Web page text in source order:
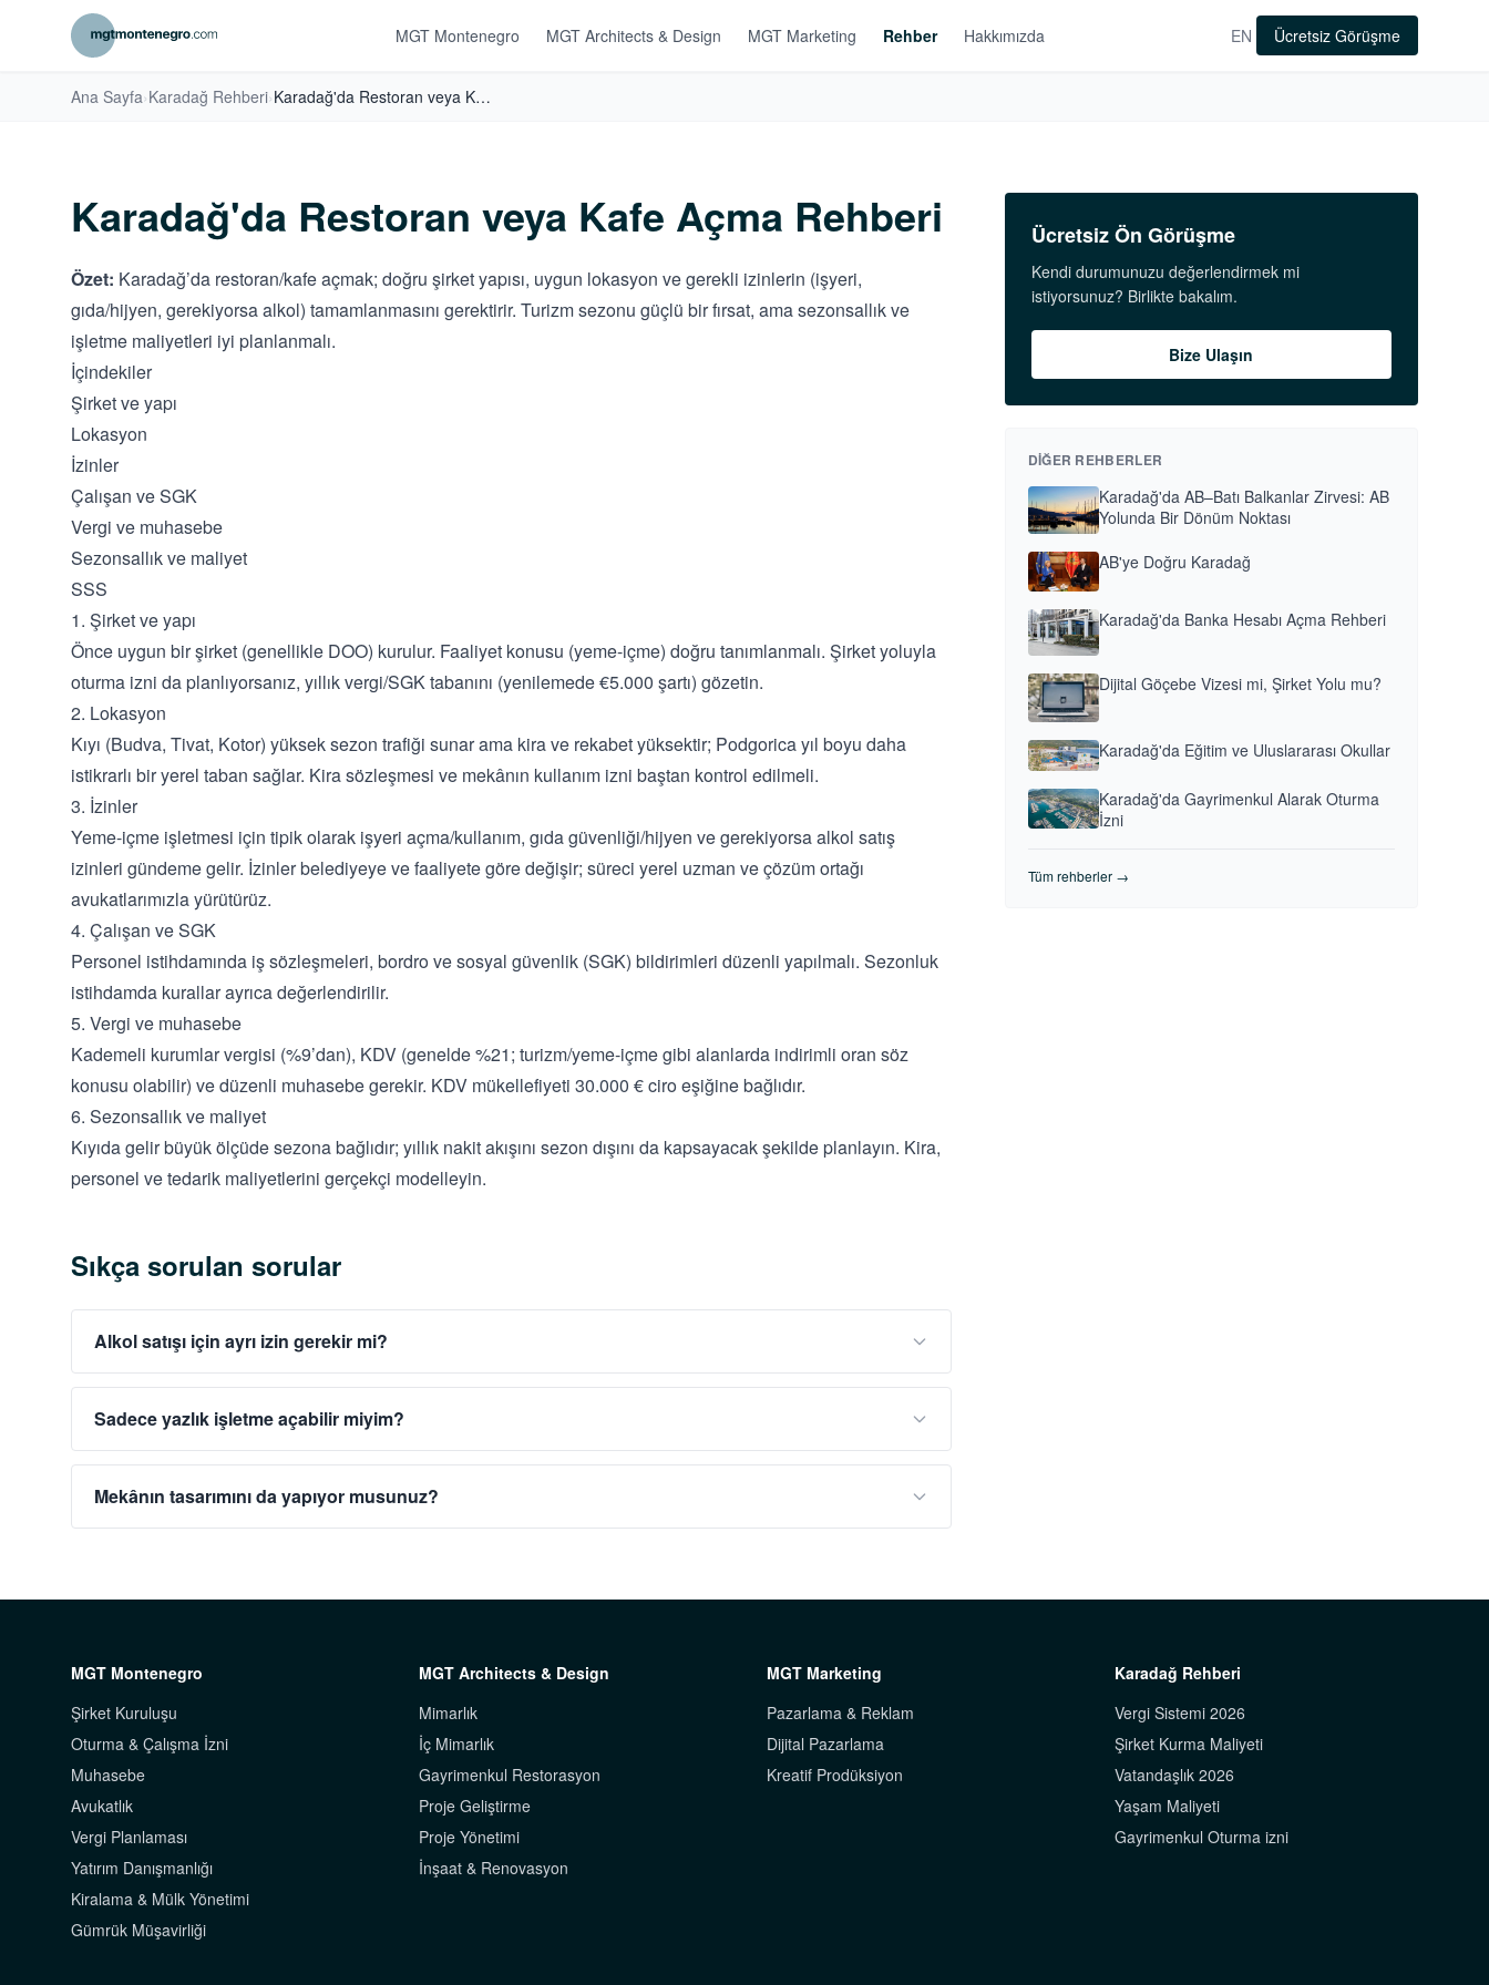
MGT Montenegro MGT Architects & Design MGT Marketing Rehber Hakkımızda EN Ücretsiz Görüşme
Ana Sayfa›Karadağ Rehberi› Karadağ'da Restoran veya Kafe Açma Rehberi
Karadağ'da Restoran veya Kafe Açma Rehberi
Özet: Karadağ’da restoran/kafe açmak; doğru şirket yapısı, uygun lokasyon ve gerekli izinlerin (işyeri,
gıda/hijyen, gerekiyorsa alkol) tamamlanmasını gerektirir. Turizm sezonu güçlü bir fırsat, ama sezonsallık ve
işletme maliyetleri iyi planlanmalı.
İçindekiler
Şirket ve yapı
Lokasyon
İzinler
Çalışan ve SGK
Vergi ve muhasebe
Sezonsallık ve maliyet
SSS
1. Şirket ve yapı
Önce uygun bir şirket (genellikle DOO) kurulur. Faaliyet konusu (yeme-içme) doğru tanımlanmalı. Şirket yoluyla
oturma izni da planlıyorsanız, yıllık vergi/SGK tabanını (yenilemede €5.000 şartı) gözetin.
2. Lokasyon
Kıyı (Budva, Tivat, Kotor) yüksek sezon trafiği sunar ama kira ve rekabet yüksektir; Podgorica yıl boyu daha
istikrarlı bir yerel taban sağlar. Kira sözleşmesi ve mekânın kullanım izni baştan kontrol edilmeli.
3. İzinler
Yeme-içme işletmesi için tipik olarak işyeri açma/kullanım, gıda güvenliği/hijyen ve gerekiyorsa alkol satış
izinleri gündeme gelir. İzinler belediyeye ve faaliyete göre değişir; süreci yerel uzman ve çözüm ortağı
avukatlarımızla yürütürüz.
4. Çalışan ve SGK
Personel istihdamında iş sözleşmeleri, bordro ve sosyal güvenlik (SGK) bildirimleri düzenli yapılmalı. Sezonluk
istihdamda kurallar ayrıca değerlendirilir.
5. Vergi ve muhasebe
Kademeli kurumlar vergisi (%9’dan), KDV (genelde %21; turizm/yeme-içme gibi alanlarda indirimli oran söz
konusu olabilir) ve düzenli muhasebe gerekir. KDV mükellefiyeti 30.000 € ciro eşiğine bağlıdır.
6. Sezonsallık ve maliyet
Kıyıda gelir büyük ölçüde sezona bağlıdır; yıllık nakit akışını sezon dışını da kapsayacak şekilde planlayın. Kira,
personel ve tedarik maliyetlerini gerçekçi modelleyin.
Sıkça sorulan sorular
Alkol satışı için ayrı izin gerekir mi?
Sadece yazlık işletme açabilir miyim?
Mekânın tasarımını da yapıyor musunuz?
Ücretsiz Ön Görüşme
Kendi durumunuzu değerlendirmek mi
istiyorsunuz? Birlikte bakalım.
Bize Ulaşın
DIĞER REHBERLER
Karadağ'da AB–Batı Balkanlar Zirvesi: AB
Yolunda Bir Dönüm Noktası
AB'ye Doğru Karadağ
Karadağ'da Banka Hesabı Açma Rehberi
Dijital Göçebe Vizesi mi, Şirket Yolu mu?
Karadağ'da Eğitim ve Uluslararası Okullar
Karadağ'da Gayrimenkul Alarak Oturma
İzni
Tüm rehberler →
MGT Montenegro
Şirket Kuruluşu
Oturma & Çalışma İzni
Muhasebe
Avukatlık
Vergi Planlaması
Yatırım Danışmanlığı
Kiralama & Mülk Yönetimi
Gümrük Müşavirliği
MGT Architects & Design
Mimarlık
İç Mimarlık
Gayrimenkul Restorasyon
Proje Geliştirme
Proje Yönetimi
İnşaat & Renovasyon
MGT Marketing
Pazarlama & Reklam
Dijital Pazarlama
Kreatif Prodüksiyon
Karadağ Rehberi
Vergi Sistemi 2026
Şirket Kurma Maliyeti
Vatandaşlık 2026
Yaşam Maliyeti
Gayrimenkul Oturma izni